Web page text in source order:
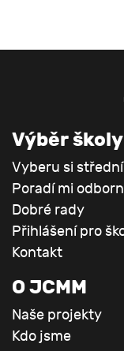
Výběr školy
Vyberu si střední
Poradí mi
Dobré rady
Přihlášení pro
Kontakt
O JCMM
Naše projekty
Kdo jsme